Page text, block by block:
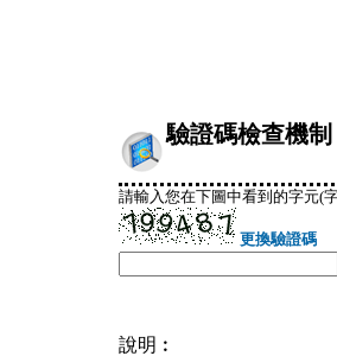
驗證碼檢查機制
請輸入您在下圖中看到的字元(
更換驗證碼
說明︰